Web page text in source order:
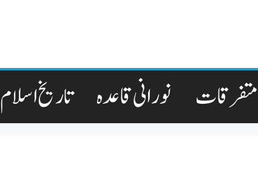
متفرقات نورانی قاعدہ تاریخ اسلام